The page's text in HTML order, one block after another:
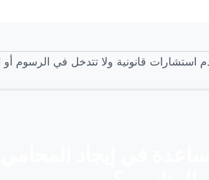
استشارات قانونية ولا تتدخل في الرسوم أو